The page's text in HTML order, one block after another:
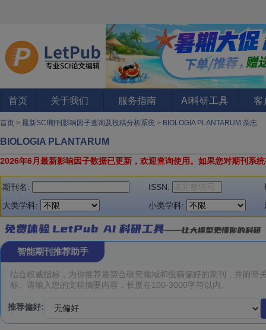
首页 关于我们 服务指南 AI科研工具 客
首页 > 最新SCI期刊影响因子查询及投稿分析系统 > BIOLOGIA PLANTARUM 杂志
BIOLOGIA PLANTARUM
2026年6月最新影响因子数据已更新，欢迎查询使用。 如果您对期刊系
期刊名: ISSN:
大类学科:
小类学科:
智能期刊推荐助手
推荐偏好: